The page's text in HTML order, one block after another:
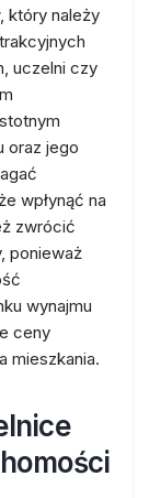
który należy
uczelni czy
oraz jego
wpłynąć na
zwrócić
ponieważ
wynajmu
ceny
mieszkania.